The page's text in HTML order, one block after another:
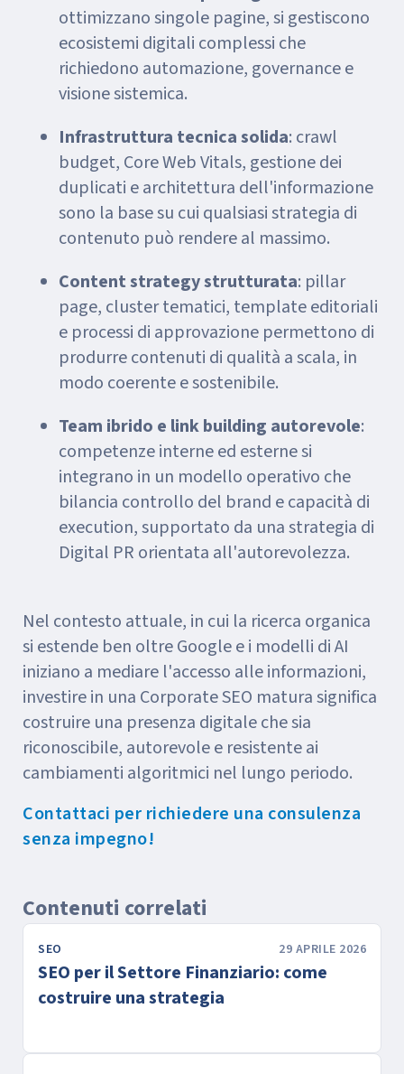
ottimizzano singole pagine, si gestiscono
ecosistemi digitali complessi che
richiedono automazione, governance e
visione sistemica.
Infrastruttura tecnica solida: crawl
budget, Core Web Vitals, gestione dei
duplicati e architettura dell'informazione
sono la base su cui qualsiasi strategia di
contenuto può rendere al massimo.
Content strategy strutturata: pillar
page, cluster tematici, template editoriali
e processi di approvazione permettono di
produrre contenuti di qualità a scala, in
modo coerente e sostenibile.
Team ibrido e link building autorevole:
competenze interne ed esterne si
integrano in un modello operativo che
bilancia controllo del brand e capacità di
execution, supportato da una strategia di
Digital PR orientata all'autorevolezza.
Nel contesto attuale, in cui la ricerca organica
si estende ben oltre Google e i modelli di AI
iniziano a mediare l'accesso alle informazioni,
investire in una Corporate SEO matura significa
costruire una presenza digitale che sia
riconoscibile, autorevole e resistente ai
cambiamenti algoritmici nel lungo periodo.
Contattaci per richiedere una consulenza
senza impegno!
Contenuti correlati
SEO 29 APRILE 2026
SEO per il Settore Finanziario: come
costruire una strategia